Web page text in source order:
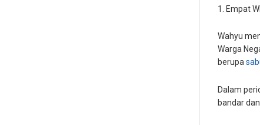
1. Empat
Wahyu
Warga
berupa
Dalam
bandar